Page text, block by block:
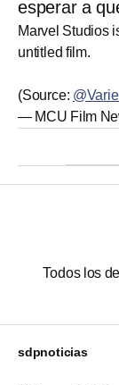
esperar a
Marvel Studios
untitled film.
(Source:
— MCU Film
Todos los
sdpnoticias